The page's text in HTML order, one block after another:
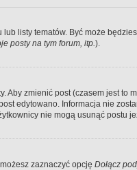
listy tematów. Być może
posty na tym forum, itp.).
zmienić post (czasem jest
edytowano. Informacja nie
nie mogą usunąć postu
zaznaczyć opcję Dołącz